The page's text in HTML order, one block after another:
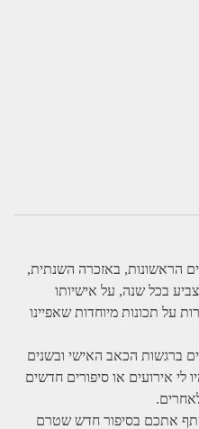
הראשונות, באזכרה השנתית,
בכל שנה, על אישיותו
על תכונות מיוחדות שאפיינו
ברגשות הכאב האישי ובשנים
לי אירועים או סיפורים חדשים
אתכם בסיפור חדש שטרם